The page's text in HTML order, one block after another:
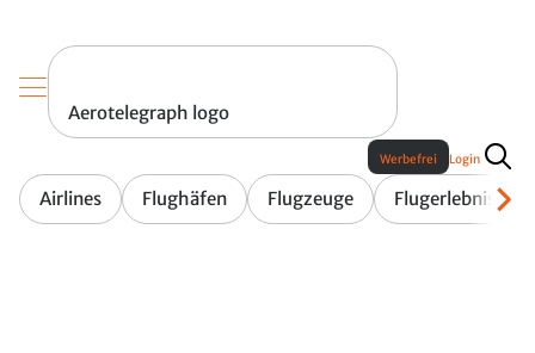
Aerotelegraph logo
Airlines Flughäfen Flugzeuge Flugerlebnis
Werbefrei Login